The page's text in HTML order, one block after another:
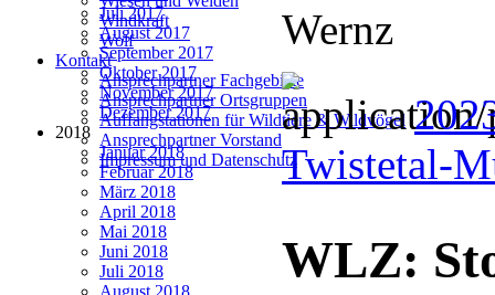
Windkraft
Wolf
Kontakt
Ansprechpartner Fachgebiete
Ansprechpartner Ortsgruppen
Auffangstationen für Wildtiere & Wildvögel
Ansprechpartner Vorstand
Impressum und Datenschutz
Juli 2017
August 2017
September 2017
Oktober 2017
November 2017
Dezember 2017
2018
Januar 2018
Februar 2018
März 2018
April 2018
Mai 2018
Juni 2018
Juli 2018
August 2018
Wernz
Twistetal-
WLZ: